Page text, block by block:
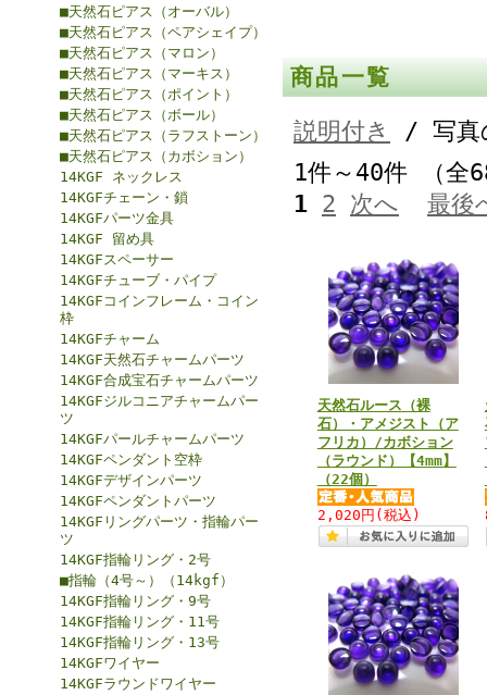
■天然石ピアス（オーバル）
■天然石ピアス（ペアシェイプ）
■天然石ピアス（マロン）
■天然石ピアス（マーキス）
■天然石ピアス（ポイント）
■天然石ピアス（ボール）
■天然石ピアス（ラフストーン）
■天然石ピアス（カボション）
14KGF ネックレス
14KGFチェーン・鎖
14KGFパーツ金具
14KGF 留め具
14KGFスペーサー
14KGFチューブ・パイプ
14KGFコインフレーム・コイン
枠
14KGFチャーム
14KGF天然石チャームパーツ
14KGF合成宝石チャームパーツ
14KGFジルコニアチャームパー
ツ
14KGFパールチャームパーツ
14KGFペンダント空枠
14KGFデザインパーツ
14KGFペンダントパーツ
14KGFリングパーツ・指輪パー
ツ
14KGF指輪リング・2号
■指輪（4号～）（14kgf）
14KGF指輪リング・9号
14KGF指輪リング・11号
14KGF指輪リング・13号
14KGFワイヤー
14KGFラウンドワイヤー
商品一覧
説明付き
/ 写真
1件～40件 （
1 2 次へ 最後
天然石ルース（裸
石）・アメジスト（ア
フリカ）/カボション
（ラウンド）【4mm】
（22個）
2,020円 (税込)